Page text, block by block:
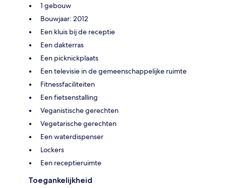
1 gebouw
Bouwjaar: 2012
Een kluis bij de receptie
Een dakterras
Een picknickplaats
Een televisie in de gemeenschappelijke ruimte
Fitnessfaciliteiten
Een fietsenstalling
Veganistische gerechten
Vegetarische gerechten
Een waterdispenser
Lockers
Een receptieruimte
Toegankelijkheid